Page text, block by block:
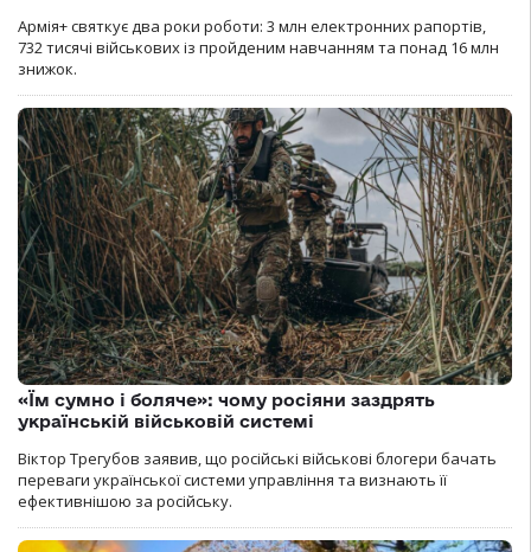
Армія+ святкує два роки роботи: 3 млн електронних рапортів,
732 тисячі військових із пройденим навчанням та понад 16 млн
знижок.
«Їм сумно і боляче»: чому росіяни заздрять
українській військовій системі
Віктор Трегубов заявив, що російські військові блогери бачать
переваги української системи управління та визнають її
ефективнішою за російську.